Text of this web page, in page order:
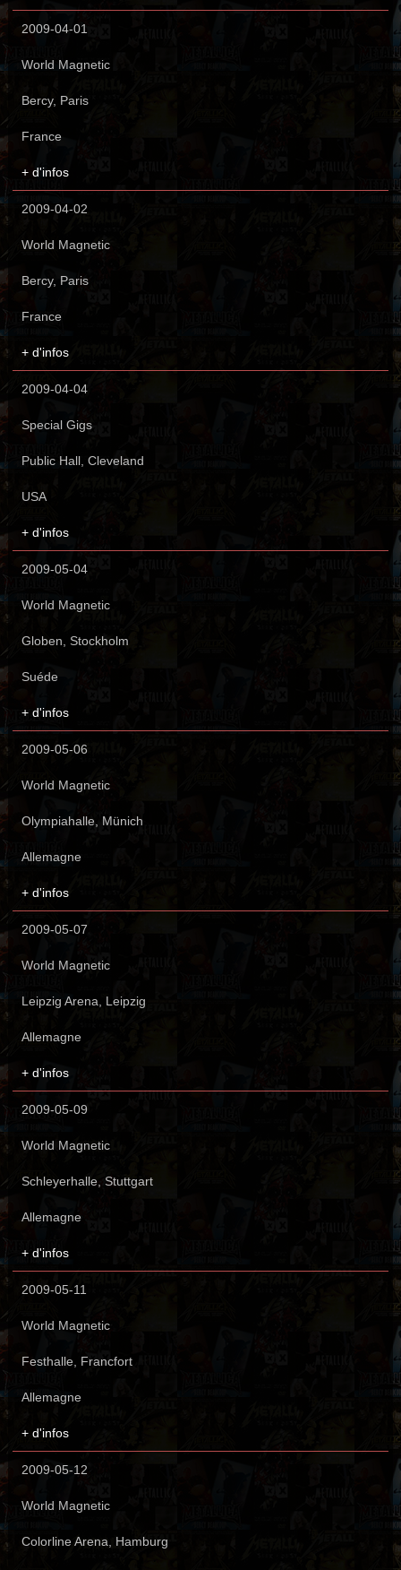
2009-04-01
World Magnetic
Bercy, Paris
France
+ d'infos
2009-04-02
World Magnetic
Bercy, Paris
France
+ d'infos
2009-04-04
Special Gigs
Public Hall, Cleveland
USA
+ d'infos
2009-05-04
World Magnetic
Globen, Stockholm
Suéde
+ d'infos
2009-05-06
World Magnetic
Olympiahalle, Münich
Allemagne
+ d'infos
2009-05-07
World Magnetic
Leipzig Arena, Leipzig
Allemagne
+ d'infos
2009-05-09
World Magnetic
Schleyerhalle, Stuttgart
Allemagne
+ d'infos
2009-05-11
World Magnetic
Festhalle, Francfort
Allemagne
+ d'infos
2009-05-12
World Magnetic
Colorline Arena, Hamburg